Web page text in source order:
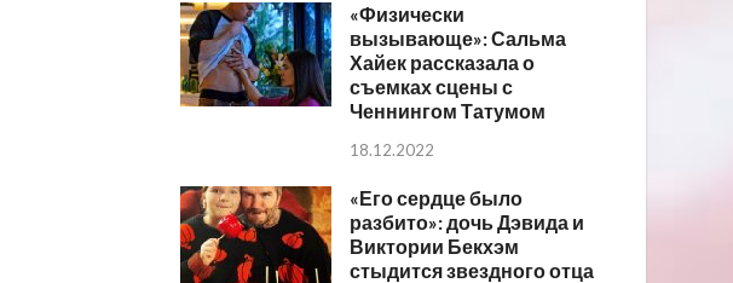
«Физически
вызывающе»: Сальма
Хайек рассказала о
съемках сцены с
Ченнингом Татумом
18.12.2022
«Его сердце было
разбито»: дочь Дэвида и
Виктории Бекхэм
стыдится звездного отца